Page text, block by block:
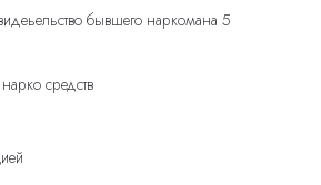
бывшего наркомана 5
средств